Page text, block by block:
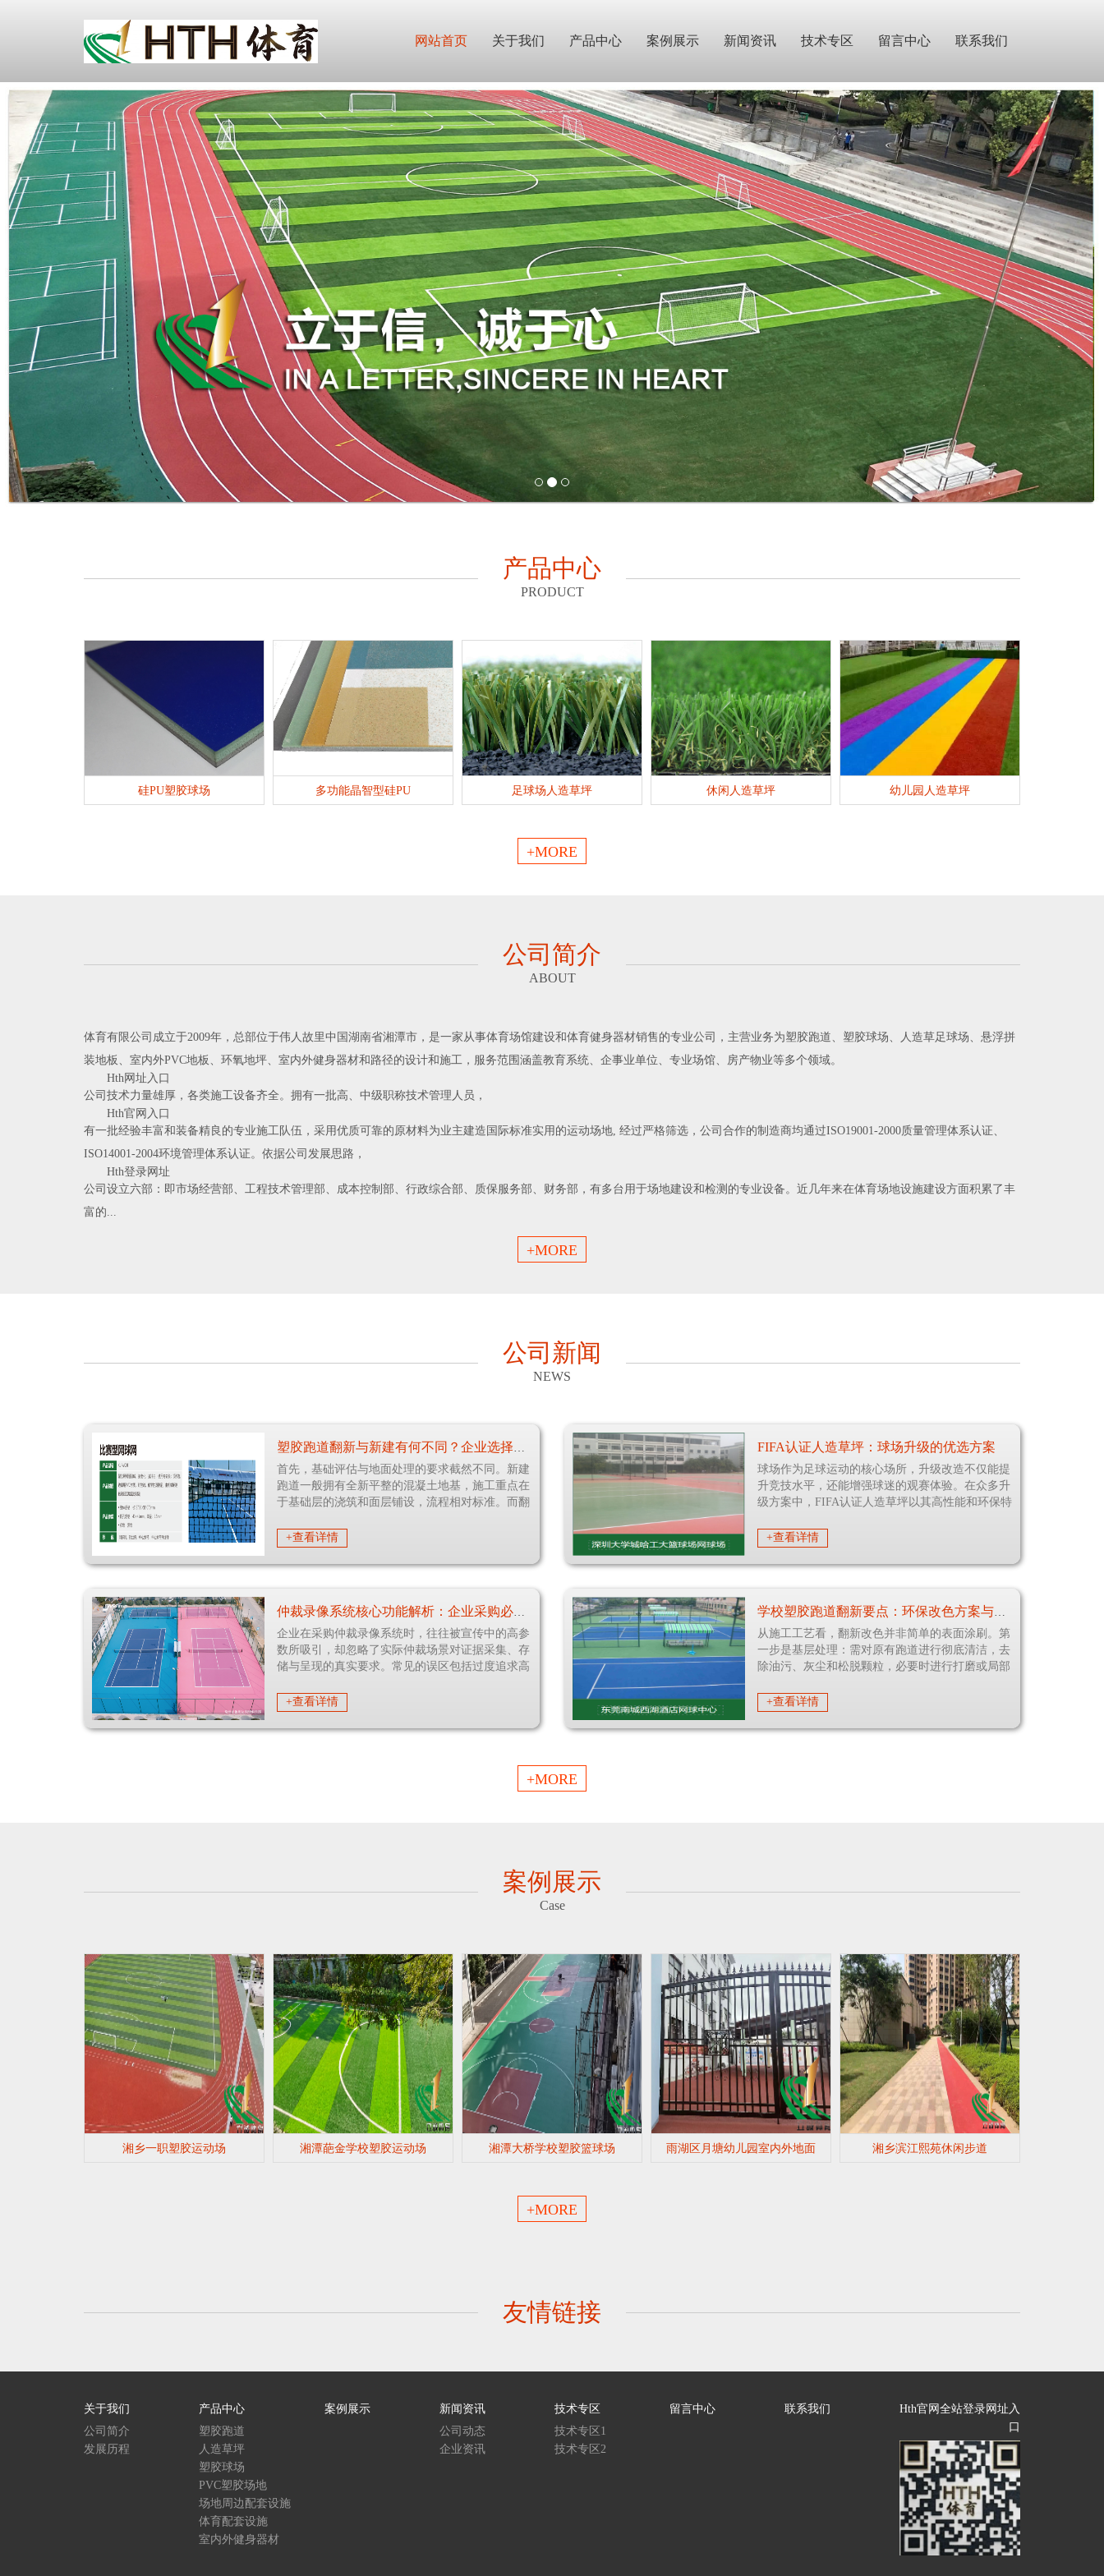
网站首页 关于我们 产品中心 案例展示 新闻资讯 技术专区 留言中心 联系我们
产品中心
PRODUCT
硅PU塑胶球场 多功能晶智型硅PU 足球场人造草坪 休闲人造草坪 幼儿园人造草坪
+MORE
公司简介
ABOUT
体育有限公司成立于2009年，总部位于伟人故里中国湖南省湘潭市，是一家从事体育场馆建设和体育健身器材销售的专业公司，主营业务为塑胶跑道、塑胶球场、人造草足球场、悬浮拼
装地板、室内外PVC地板、环氧地坪、室内外健身器材和路径的设计和施工，服务范围涵盖教育系统、企事业单位、专业场馆、房产物业等多个领域。
Hth网址入口
公司技术力量雄厚，各类施工设备齐全。拥有一批高、中级职称技术管理人员，
Hth官网入口
有一批经验丰富和装备精良的专业施工队伍，采用优质可靠的原材料为业主建造国际标准实用的运动场地, 经过严格筛选，公司合作的制造商均通过ISO19001-2000质量管理体系认证、
ISO14001-2004环境管理体系认证。依据公司发展思路，
Hth登录网址
公司设立六部：即市场经营部、工程技术管理部、成本控制部、行政综合部、质保服务部、财务部，有多台用于场地建设和检测的专业设备。近几年来在体育场地设施建设方面积累了丰
富的...
+MORE
公司新闻
NEWS
首先，基础评估与地面处理的要求截然不同。新建
跑道一般拥有全新平整的混凝土地基，施工重点在
于基础层的浇筑和面层铺设，流程相对标准。而翻
+查看详情
FIFA认证人造草坪：球场升级的优选方案
球场作为足球运动的核心场所，升级改造不仅能提
升竞技水平，还能增强球迷的观赛体验。在众多升
级方案中，FIFA认证人造草坪以其高性能和环保特
+查看详情
企业在采购仲裁录像系统时，往往被宣传中的高参
数所吸引，却忽略了实际仲裁场景对证据采集、存
储与呈现的真实要求。常见的误区包括过度追求高
+查看详情
从施工工艺看，翻新改色并非简单的表面涂刷。第
一步是基层处理：需对原有跑道进行彻底清洁，去
除油污、灰尘和松脱颗粒，必要时进行打磨或局部
+查看详情
+MORE
案例展示
Case
湘乡一职塑胶运动场 湘潭葩金学校塑胶运动场 湘潭大桥学校塑胶篮球场 雨湖区月塘幼儿园室内外地面 湘乡滨江熙苑休闲步道
+MORE
友情链接
关于我们
公司简介
发展历程
产品中心
塑胶跑道
人造草坪
塑胶球场
PVC塑胶场地
场地周边配套设施
体育配套设施
室内外健身器材
案例展示
新闻资讯
公司动态
企业资讯
技术专区
技术专区1
技术专区2
留言中心 联系我们
Hth官网全站登录网址入
口